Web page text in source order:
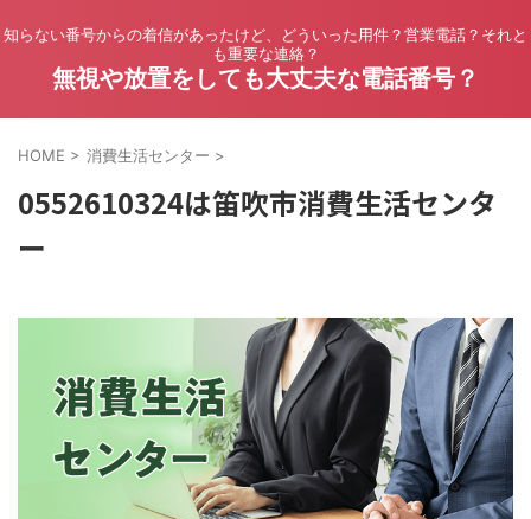
知らない番号からの着信があったけど、どういった用件？営業電話？それと
も重要な連絡？
無視や放置をしても大丈夫な電話番号？
HOME > 消費生活センター >
0552610324は笛吹市消費生活センタ
ー